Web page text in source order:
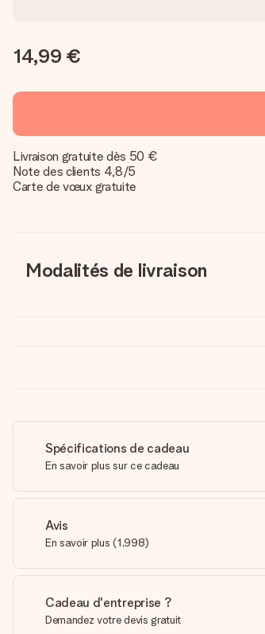
14,99 €
Livraison gratuite dès 50 €
Note des clients 4,8/5
Carte de vœux gratuite
Modalités de livraison
Spécifications de cadeau
En savoir plus sur ce cadeau
Avis
En savoir plus (1,998)
Cadeau d'entreprise ?
Demandez votre devis gratuit